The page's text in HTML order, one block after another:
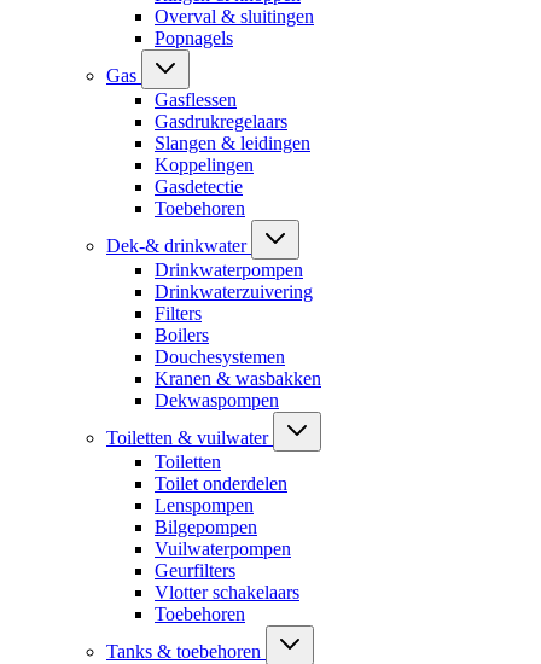
Overval & sluitingen
Popnagels
Gas
Gasflessen
Gasdrukregelaars
Slangen & leidingen
Koppelingen
Gasdetectie
Toebehoren
Dek-& drinkwater
Drinkwaterpompen
Drinkwaterzuivering
Filters
Boilers
Douchesystemen
Kranen & wasbakken
Dekwaspompen
Toiletten & vuilwater
Toiletten
Toilet onderdelen
Lenspompen
Bilgepompen
Vuilwaterpompen
Geurfilters
Vlotter schakelaars
Toebehoren
Tanks & toebehoren